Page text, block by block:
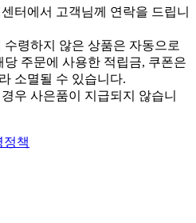
터에서 고객님께 연락을 드립니
수령하지 않은 상품은 자동으로
주문에 사용한 적립금, 쿠폰은
소멸될 수 있습니다.
우 사은품이 지급되지 않습니
정책